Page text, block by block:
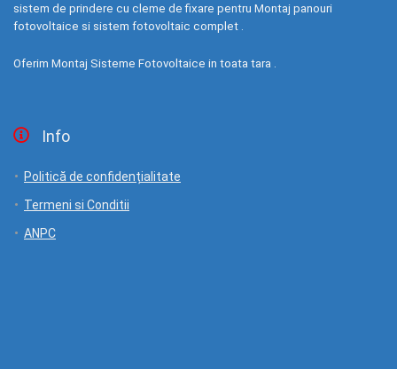
sistem de prindere cu cleme de fixare pentru Montaj panouri
fotovoltaice si sistem fotovoltaic complet .
Oferim Montaj Sisteme Fotovoltaice in toata tara .
Info
Politică de confidențialitate
Termeni si Conditii
ANPC